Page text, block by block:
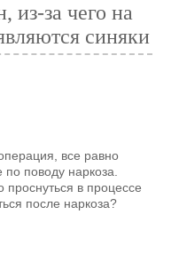
из-за чего на
синяки
все равно
поводу наркоза.
в процессе
после наркоза?